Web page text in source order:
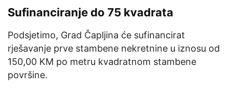
Sufinanciranje do 75 kvadrata
Podsjetimo, Grad Čapljina će sufinancirat
rješavanje prve stambene nekretnine u iznosu od
150,00 KM po metru kvadratnom stambene
površine.